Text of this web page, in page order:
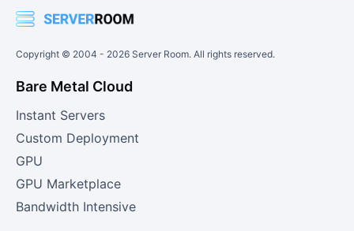
Copyright © 2004 - 2026 Server Room. All rights reserved.
Bare Metal Cloud
Instant Servers
Custom Deployment
GPU
GPU Marketplace
Bandwidth Intensive